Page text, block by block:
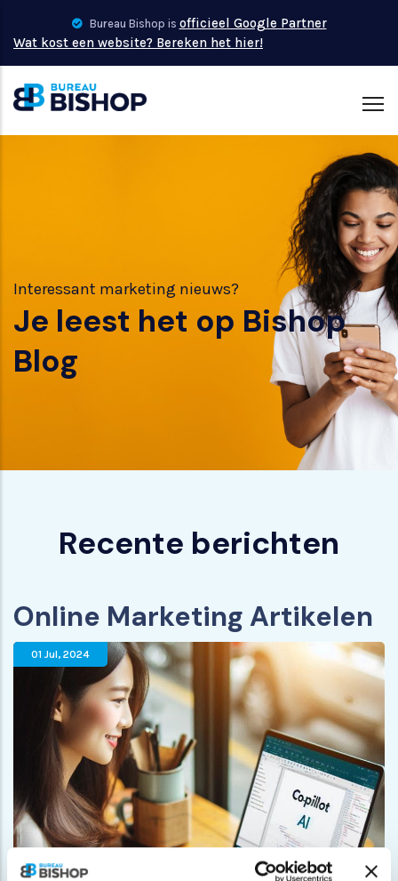
main
content
Bureau Bishop is officieel Google Partner
Wat kost een website? Bereken het hier!
Interessant marketing nieuws?
Je leest het op Bishop
Blog
Recente berichten
Online Marketing Artikelen
01 Jul, 2024